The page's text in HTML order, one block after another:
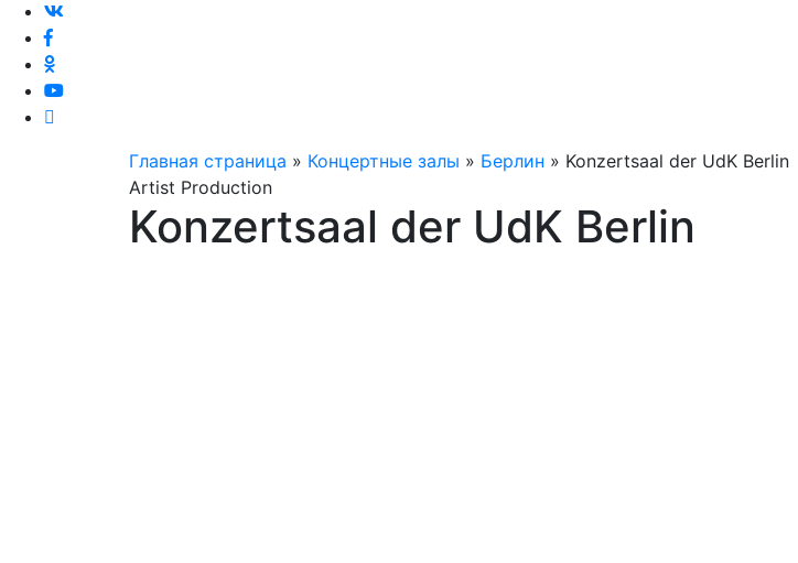
Главная страница » Концертные залы » Берлин » Konzertsaal der UdK Berlin
Artist Production
Konzertsaal der UdK Berlin